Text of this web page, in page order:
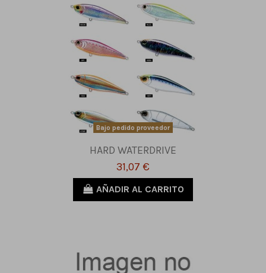
Bajo pedido proveedor
HARD WATERDRIVE
31,07 €
AÑADIR AL CARRITO